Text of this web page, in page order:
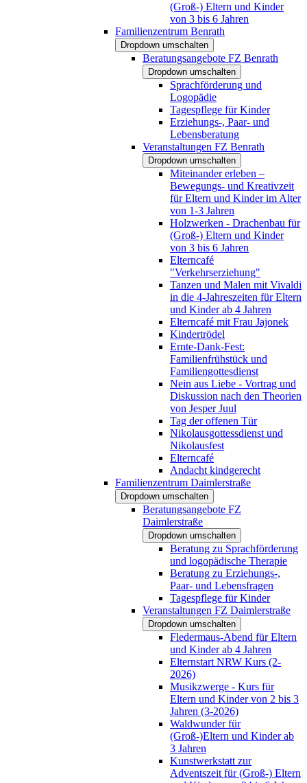
(Groß-) Eltern und Kinder
von 3 bis 6 Jahren
Familienzentrum Benrath
Dropdown umschalten
Beratungsangebote FZ Benrath
Dropdown umschalten
Sprachförderung und
Logopädie
Tagespflege für Kinder
Erziehungs-, Paar- und
Lebensberatung
Veranstaltungen FZ Benrath
Dropdown umschalten
Miteinander erleben –
Bewegungs- und Kreativzeit
für Eltern und Kinder im Alter
von 1-3 Jahren
Holzwerken - Drachenbau für
(Groß-) Eltern und Kinder
von 3 bis 6 Jahren
Elterncafé
"Verkehrserziehung"
Tanzen und Malen mit Vivaldi
in die 4-Jahreszeiten für Eltern
und Kinder ab 4 Jahren
Elterncafé mit Frau Jajonek
Kindertrödel
Ernte-Dank-Fest:
Familienfrühstück und
Familiengottesdienst
Nein aus Liebe - Vortrag und
Diskussion nach den Theorien
von Jesper Juul
Tag der offenen Tür
Nikolausgottessdienst und
Nikolausfest
Elterncafé
Andacht kindgerecht
Familienzentrum Daimlerstraße
Dropdown umschalten
Beratungsangebote FZ
Daimlerstraße
Dropdown umschalten
Beratung zu Sprachförderung
und logopädische Therapie
Beratung zu Erziehungs-,
Paar- und Lebensfragen
Tagespflege für Kinder
Veranstaltungen FZ Daimlerstraße
Dropdown umschalten
Fledermaus-Abend für Eltern
und Kinder ab 4 Jahren
Elternstart NRW Kurs (2-
2026)
Musikzwerge - Kurs für
Eltern und Kinder von 2 bis 3
Jahren (3-2026)
Waldwunder für
(Groß-)Eltern und Kinder ab
3 Jahren
Kunstwerkstatt zur
Adventszeit für (Groß-) Eltern